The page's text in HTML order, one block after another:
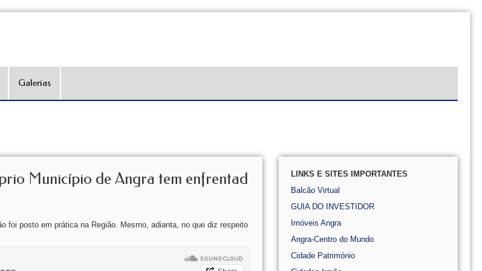
Galerias
Município de Angra tem enfrentad
foi posto em prática na Região. Mesmo, adianta, no que diz respeito
LINKS E SITES IMPORTANTES
Balcão Virtual
GUIA DO INVESTIDOR
Imóveis Angra
Angra-Centro do Mundo
Cidade Património